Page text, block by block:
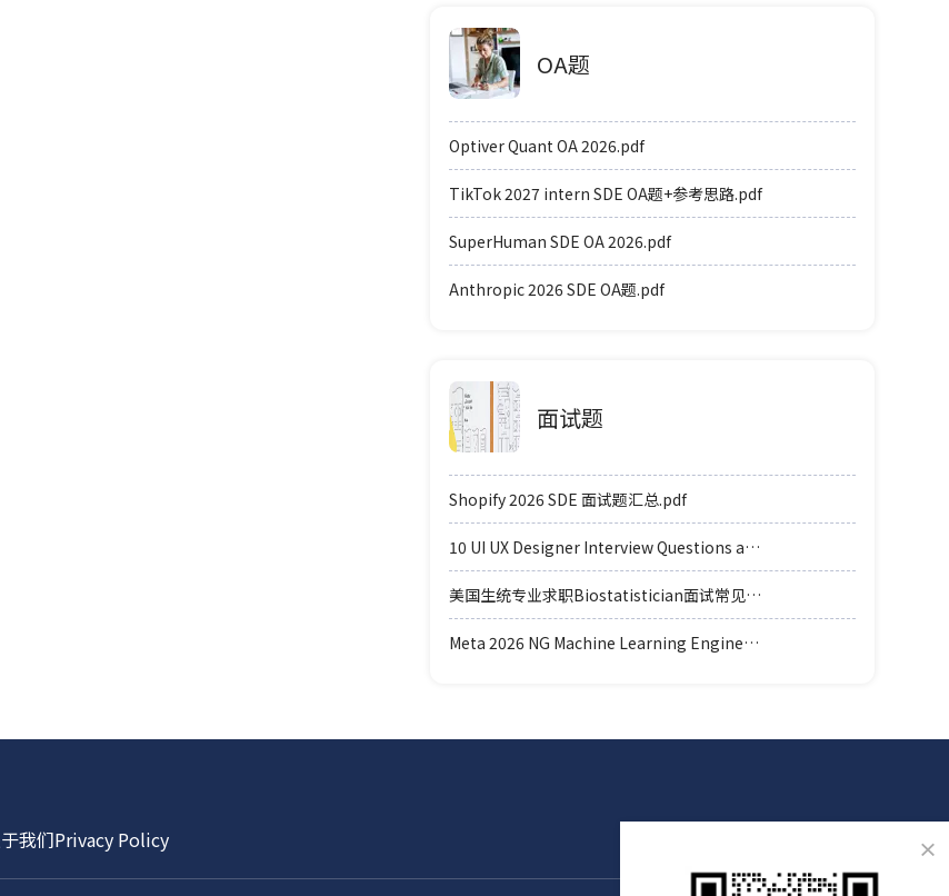
OA题
Optiver Quant OA 2026.pdf
TikTok 2027 intern SDE OA题+参考思路.pdf
SuperHuman SDE OA 2026.pdf
Anthropic 2026 SDE OA题.pdf
面试题
Shopify 2026 SDE 面试题汇总.pdf
10 UI UX Designer Interview Questions and Answers.pdf
美国生统专业求职Biostatistician面试常见例题题型.pdf
Meta 2026 NG Machine Learning Engineer coding轮面参考.pdf
×
我们Privacy Policy